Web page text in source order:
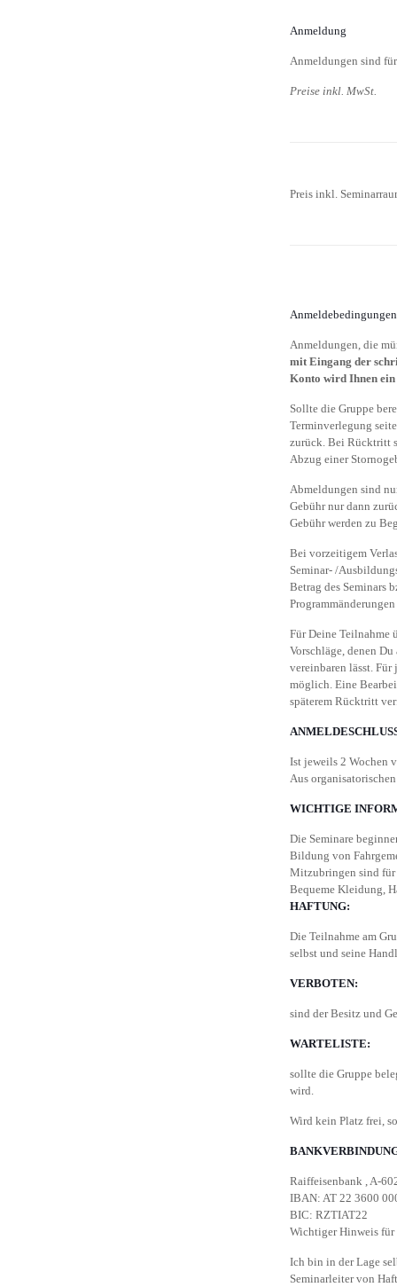
Anmeldung
Anmeldungen sind
Preise inkl. MwSt.
Preis inkl.
Anmeldebedingungen
Anmeldungen, die
mit Eingang der
Konto wird Ihnen
Sollte die Gruppe
Terminverlegung
zurück. Bei Rücktritt
Abzug einer
Abmeldungen sind
Gebühr nur dann
Gebühr werden zu
Bei vorzeitigem
Seminar- /
Betrag des Seminars
Für Deine Teilnahme
Vorschläge, denen
vereinbaren lässt.
möglich. Eine
späterem Rücktritt
Ist jeweils 2 Wochen
Aus
WICHTIGE
Die Seminare
Bildung von
Mitzubringen sind für
Bequeme Kleidung,
HAFTUNG:
Die Teilnahme am
selbst und seine
VERBOTEN:
sind der Besitz und
WARTELISTE:
sollte die Gruppe
wird.
Wird kein Platz frei,
Raiffeisenbank , A-
IBAN: AT 22 3600
BIC: RZTIAT22
Wichtiger Hinweis für
Ich bin in der Lage
Seminarleiter von